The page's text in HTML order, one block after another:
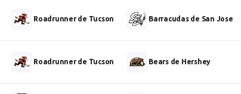
Roadrunner de Tucson Barracudas de San Jose
Roadrunner de Tucson Bears de Hershey